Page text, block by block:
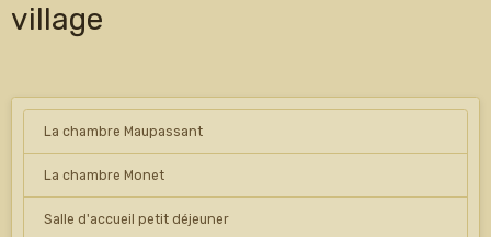
village
La chambre Maupassant
La chambre Monet
Salle d'accueil petit déjeuner